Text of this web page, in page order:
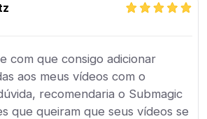
com que consigo adicionar
aos meus vídeos com o
recomendaria o Submagic
que queiram que seus vídeos se